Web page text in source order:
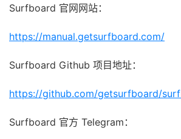
Surfboard 官网网站：
https://manual.getsurfboard.com/
Surfboard Github 项目地址：
https://github.com/getsurfboard/
Surfboard 官方 Telegram：